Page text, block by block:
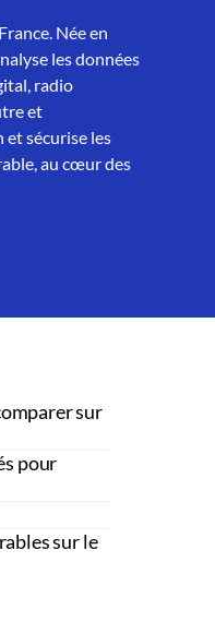
Née en
les données
radio
et
sécurise les
au cœur des
sur
pour
sur le